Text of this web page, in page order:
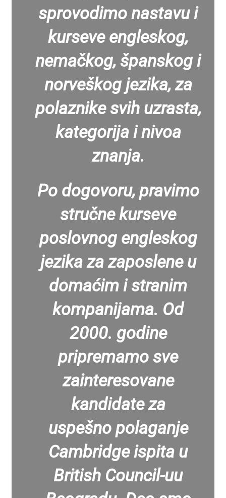
sprovodimo nastavu i
kurseve engleskog,
nemačkog, španskog i
norveškog jezika, za
polaznike svih uzrasta,
kategorija i nivoa
znanja.
Po dogovoru, pravimo
stručne kurseve
poslovnog engleskog
jezika za zaposlene u
domaćim i stranim
kompanijama. Od
2000. godine
pripremamo sve
zainteresovane
kandidate za
uspešno polaganje
Cambridge ispita u
British Council-uu